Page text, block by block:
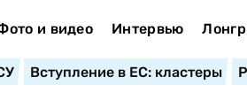
и видео Интервью
Вступление в ЕС: кластеры